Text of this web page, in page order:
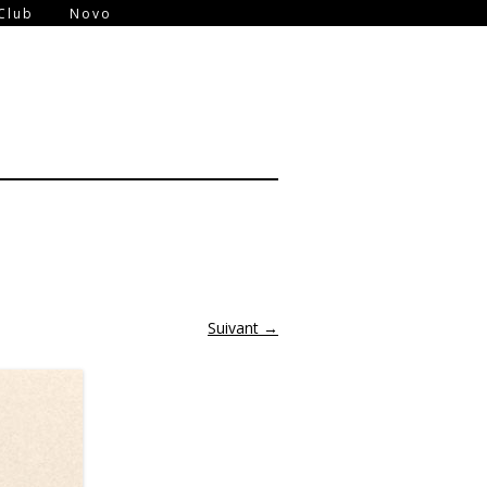
Novo
Suivant →